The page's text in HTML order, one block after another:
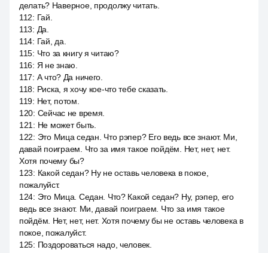
делать? Наверное, продолжу читать.
112: Гай.
113: Да.
114: Гай, да.
115: Что за книгу я читаю?
116: Я не знаю.
117: А что? Да ничего.
118: Риска, я хочу кое-что тебе сказать.
119: Нет, потом.
120: Сейчас не время.
121 : Не может быть.
122: Это Мица седан. Что рэпер? Его ведь все знают. Ми,
давай поиграем. Что за имя такое пойдём. Нет, нет, нет.
Хотя почему бы?
123: Какой седан? Ну не оставь человека в покое,
пожалуйст.
124: Это Мица. Седан. Что? Какой седан? Ну, рэпер, его
ведь все знают. Ми, давай поиграем. Что за имя такое
пойдём. Нет, нет, нет. Хотя почему бы не оставь человека в
покое, пожалуйст.
125: Поздороваться надо, человек.